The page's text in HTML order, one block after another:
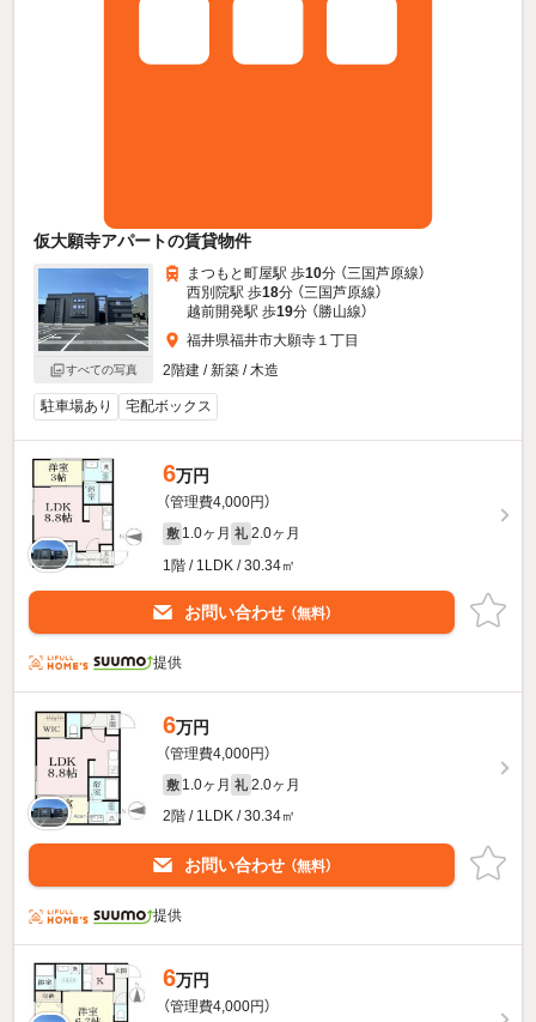
仮大願寺アパートの賃貸物件
すべての写真
まつもと町屋駅 歩10分 （三国芦原線）
西別院駅 歩18分 （三国芦原線）
越前開発駅 歩19分 （勝山線）
福井県福井市大願寺１丁目
2階建 / 新築 / 木造
駐車場あり 宅配ボックス
6万円
（管理費4,000円）
敷 1.0ヶ月 礼 2.0ヶ月
1階 / 1LDK / 30.34㎡
お問い合わせ （無料）
提供
6万円
（管理費4,000円）
敷 1.0ヶ月 礼 2.0ヶ月
2階 / 1LDK / 30.34㎡
お問い合わせ （無料）
提供
6万円
（管理費4,000円）